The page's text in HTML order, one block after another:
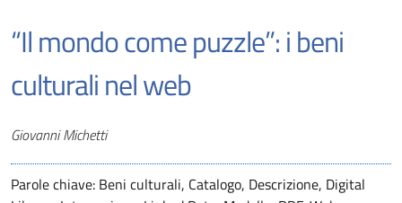
“Il mondo come puzzle”: i beni
culturali nel web
Autori
Giovanni Michetti
Parole chiave: Beni culturali, Catalogo, Descrizione, Digital